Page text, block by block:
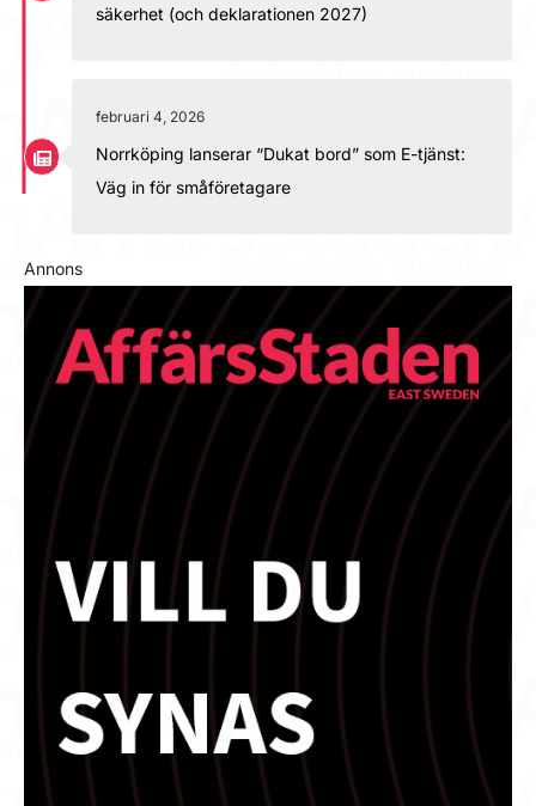
säkerhet (och deklarationen 2027)
februari 4, 2026
Norrköping lanserar “Dukat bord” som E-tjänst:
Väg in för småföretagare
Annons